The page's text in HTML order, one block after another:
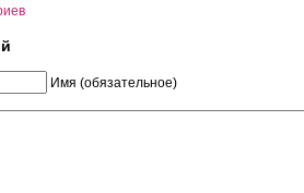
Имя (обязательное)